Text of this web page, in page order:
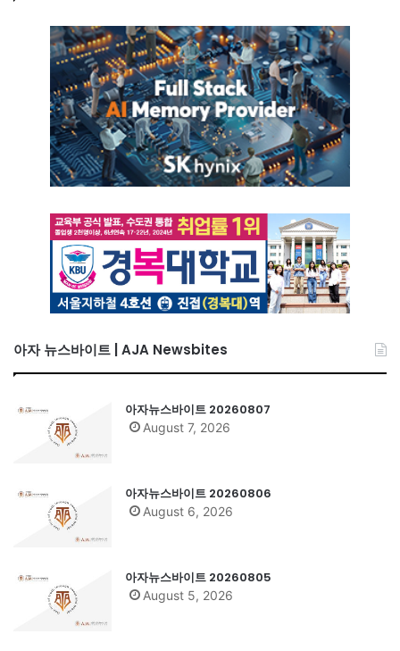
아자 뉴스바이트 | AJA Newsbites
아자뉴스바이트 20260807
August 7, 2026
아자뉴스바이트 20260806
August 6, 2026
아자뉴스바이트 20260805
August 5, 2026